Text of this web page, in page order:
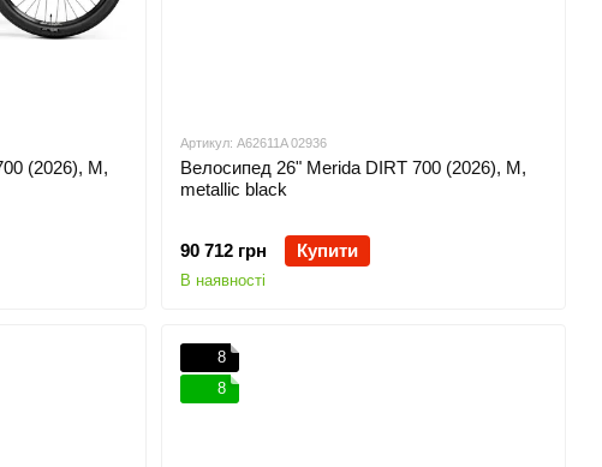
(2026), M,
Артикул: A62611A 02936
Велосипед 26" Merida DIRT 700 (2026), M,
metallic black
90 712 грн Купити
В наявності
8
8